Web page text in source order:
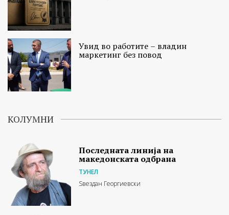
Увид во работите – владин
маркетинг без повод
КОЛУМНИ
Последната линија на
македонската одбрана
ТУНЕЛ
Ѕвездан Георгиевски